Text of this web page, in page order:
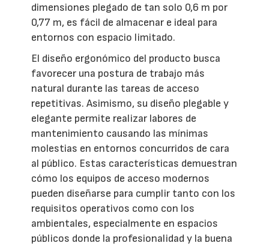
dimensiones plegado de tan solo 0,6 m por
0,77 m, es fácil de almacenar e ideal para
entornos con espacio limitado.
El diseño ergonómico del producto busca
favorecer una postura de trabajo más
natural durante las tareas de acceso
repetitivas. Asimismo, su diseño plegable y
elegante permite realizar labores de
mantenimiento causando las mínimas
molestias en entornos concurridos de cara
al público. Estas características demuestran
cómo los equipos de acceso modernos
pueden diseñarse para cumplir tanto con los
requisitos operativos como con los
ambientales, especialmente en espacios
públicos donde la profesionalidad y la buena